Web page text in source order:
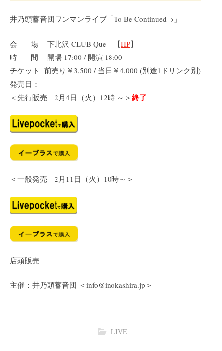
井乃頭蓄音団ワンマンライブ「To Be Continued→」
会 場 下北沢 CLUB Que 【HP】
時 間 開場 17:00 / 開演 18:00
チケット 前売り￥3,500 / 当日￥4,000 (別途1ドリンク別)
発売日：
＜先行販売 2月4日（火）12時 ～＞ 終了
＜一般発売 2月11日（火）10時～＞
店頭販売
主催：井乃頭蓄音団 ＜info@inokashira.jp＞
LIVE